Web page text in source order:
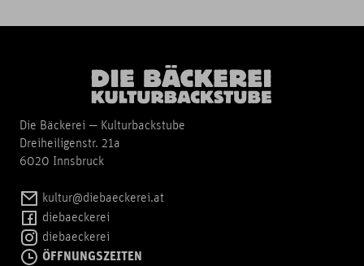
Die Bäckerei — Kulturbackstube
Dreiheiligenstr. 21a
6020 Innsbruck
kultur@diebaeckerei.at
diebaeckerei
diebaeckerei
ÖFFNUNGSZEITEN